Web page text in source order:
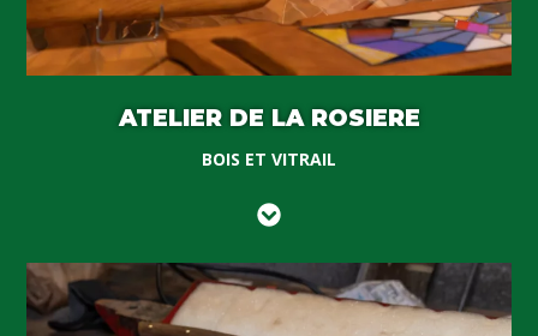
ATELIER DE LA ROSIERE
BOIS ET VITRAIL